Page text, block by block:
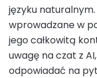
języku
wprowadzane w
jego całkowitą
uwagę na czat z
odpowiadać na